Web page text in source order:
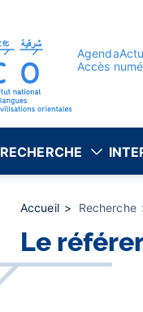
Agenda
Accès
RECHERCHE
Accueil Recherche
Le